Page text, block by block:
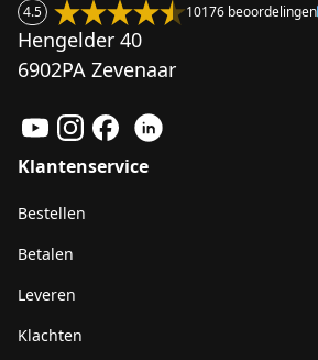
4.5 10176 beoordelingen
Hengelder 40
6902PA Zevenaar
Klantenservice
Bestellen
Betalen
Leveren
Klachten